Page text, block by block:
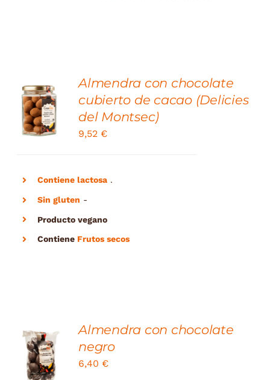
SELECT
OPTIONS
/
DETAILS
Almendra con chocolate
cubierto de cacao (Delicies
del Montsec)
9,52 €
Contiene lactosa.
Sin gluten -
Producto vegano
Contiene Frutos secos
ADD TO
CART
/
DETAILS
Almendra con chocolate
negro
6,40 €